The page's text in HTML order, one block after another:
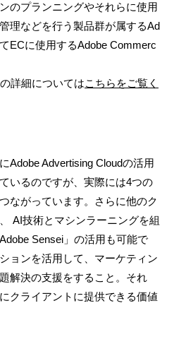
のプランニングやそれらに使用
理などを行う製品群が属するAd
ECに使用するAdobe Commerc
詳細についてはこちらをご覧く
Adobe Advertising Cloudの活用
いるのですが、実際には4つの
ながっています。さらに他のク
AI技術とマシンラーニングを組
Sensei」の活用も可能で
ョンを活用して、マーケティン
解決の支援をすること。それ
クライアントに提供できる価値